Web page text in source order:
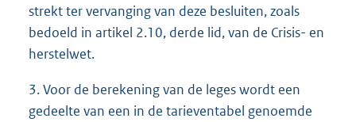
strekt ter vervanging van deze besluiten, zoals
bedoeld in artikel 2.10, derde lid, van de Crisis- en
herstelwet.
3. Voor de berekening van de leges wordt een
gedeelte van een in de tarieventabel genoemde